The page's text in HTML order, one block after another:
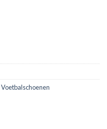
Voetbalschoenen